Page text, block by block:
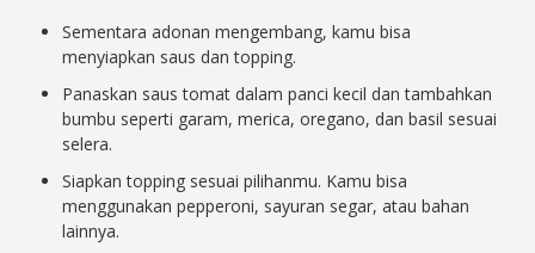
Sementara adonan mengembang, kamu bisa
menyiapkan saus dan topping.
Panaskan saus tomat dalam panci kecil dan tambahkan
bumbu seperti garam, merica, oregano, dan basil sesuai
selera.
Siapkan topping sesuai pilihanmu. Kamu bisa
menggunakan pepperoni, sayuran segar, atau bahan
lainnya.